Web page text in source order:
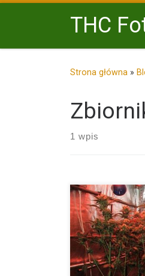
Przejdź do treściTHC
Strona główna »
1 wpis
Wilgotność
uprawie konopi,
co nawet